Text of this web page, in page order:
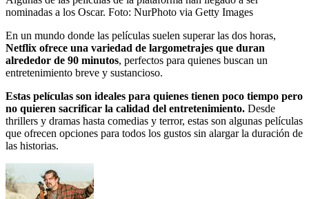
nominadas a los Oscar. Foto: NurPhoto via Getty Images
En un mundo donde las películas suelen superar las dos horas,
Netflix ofrece una variedad de largometrajes que duran
alrededor de 90 minutos, perfectos para quienes buscan un
entretenimiento breve y sustancioso.
Estas películas son ideales para quienes tienen poco tiempo pero
no quieren sacrificar la calidad del entretenimiento. Desde
thrillers y dramas hasta comedias y terror, estas son algunas películas
que ofrecen opciones para todos los gustos sin alargar la duración de
las historias.